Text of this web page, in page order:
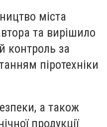
міста
та вирішило
контроль за
піротехніки
а також
продукції